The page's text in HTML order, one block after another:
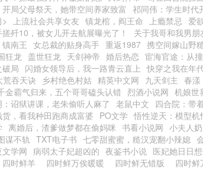
开局父母祭天，她带空间养家致富 祁同伟：学生时代
上流社会共享女友 镇龙棺，阎王命 上瘾禁忌 爱
歼10，被女儿开去航展曝光了！ 关于我哥和我男
镇南王 女总裁的贴身高手 重返1987 携空间嫁山野
狂龙 盖世狂龙 天剑神帝 婚后热恋 宦海官途：从
局 闪婚女领导后，我一路青云直上 快穿之我在年
荒吞天诀 乡村绝色村姑 精英中文网 九天剑主 春漾
金霸气归来，五个哥哥磕头认错 烈酒小说网 机娘世
：诏狱讲课，老朱偷听人麻了 老鼠中文 四合院：带
，看我种田跑商成富婆 PO文学 悟性逆天：模型机
离婚后，渣爹做梦都在偷妈咪 书看小说网 小夫人
谋不轨 TXT电子书 七零甜蜜蜜，糙汉宠翻小辣媳
学网 病弱太子妃超凶的 夜鉴书小说 医妃她日日
四时鲜羊 四时鲜万俟暖暖 四时鲜无错版 四时鲜